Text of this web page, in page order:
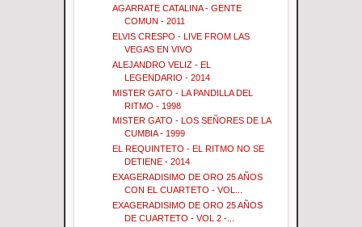
AGARRATE CATALINA - GENTE
COMUN - 2011
ELVIS CRESPO - LIVE FROM LAS
VEGAS EN VIVO
ALEJANDRO VELIZ - EL
LEGENDARIO - 2014
MISTER GATO - LA PANDILLA DEL
RITMO - 1998
MISTER GATO - LOS SEÑORES DE LA
CUMBIA - 1999
EL REQUINTETO - EL RITMO NO SE
DETIENE - 2014
EXAGERADISIMO DE ORO 25 AÑOS
CON EL CUARTETO - VOL...
EXAGERADISIMO DE ORO 25 AÑOS
DE CUARTETO - VOL 2 -...